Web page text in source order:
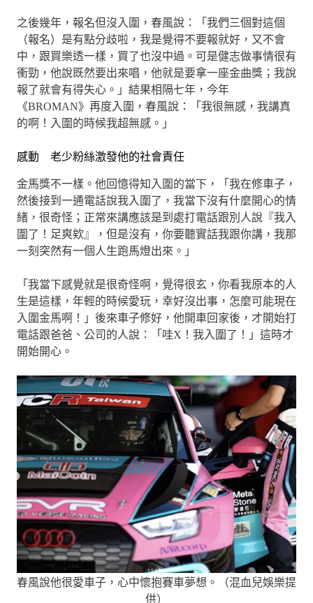
之後幾年，報名但沒入圍，春風說：「我們三個對這個
（報名）是有點分歧啦，我是覺得不要報就好，又不會
中，跟買樂透一樣，買了也沒中過。可是健志做事情很有
衝勁，他說既然要出來唱，他就是要拿一座金曲獎；我說
報了就會有得失心。」結果相隔七年，今年
《BROMAN》再度入圍，春風說：「我很無感，我講真
的啊！入圍的時候我超無感。」
感動 老少粉絲激發他的社會責任
金馬獎不一樣。他回憶得知入圍的當下，「我在修車子，
然後接到一通電話說我入圍了，我當下沒有什麼開心的情
緒，很奇怪；正常來講應該是到處打電話跟別人說『我入
圍了！足爽欸』，但是沒有，你要聽實話我跟你講，我那
一刻突然有一個人生跑馬燈出來。」
「我當下感覺就是很奇怪啊，覺得很玄，你看我原本的人
生是這樣，年輕的時候愛玩，幸好沒出事，怎麼可能現在
入圍金馬啊！」後來車子修好，他開車回家後，才開始打
電話跟爸爸、公司的人說：「哇X！我入圍了！」這時才
開始開心。
春風說他很愛車子，心中懷抱賽車夢想。（混血兒娛樂提
供）